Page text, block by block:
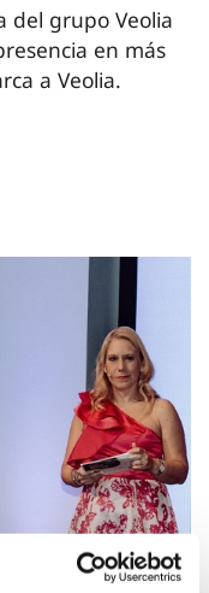
del grupo Veolia
en más
a Veolia.